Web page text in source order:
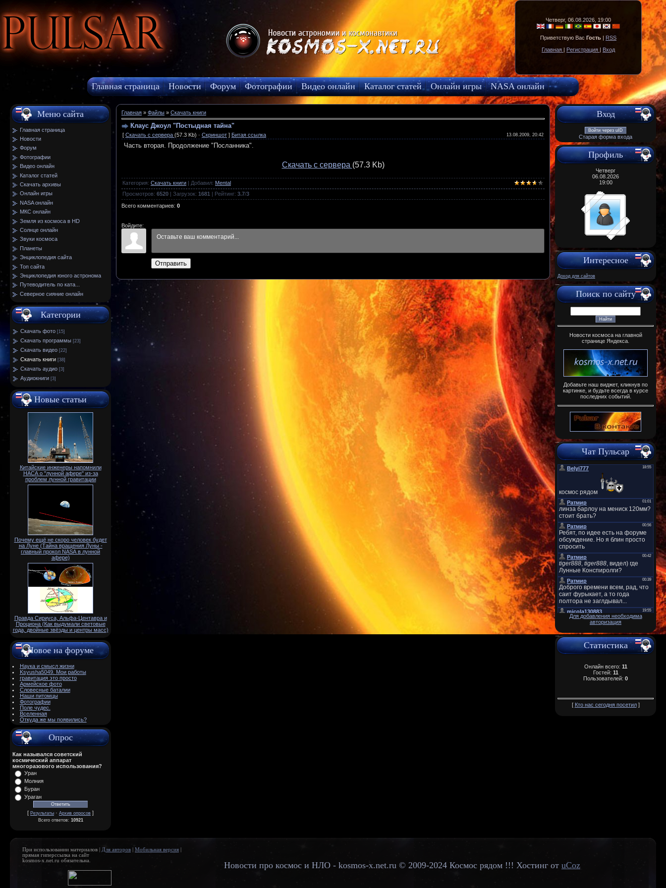
Pulsar Четверг, 06.08.2026, 19:00
Приветствую Вас Гость | RSS
Главная | Регистрация | Вход
Главная страница Новости Форум Фотографии Видео онлайн Каталог статей Онлайн игры
NASA онлайн
МКС онлайн
Меню сайта
Главная страница
Новости
Форум
Фотографии
Видео онлайн
Каталог статей
Скачать архивы
Онлайн игры
NASA онлайн
МКС онлайн
Земля из космоса в HD
Солнце онлайн
Звуки космоса
Планеты
Энциклопедия сайта
Топ сайта
Энциклопедия юного астронома
Путеводитель по ката...
Северное сияние онлайн
Категории
Скачать фото [15]
Скачать программы [23]
Скачать видео [22]
Скачать книги [38]
Скачать аудио [3]
Аудиокниги [3]
Новые статьи
Китайские инженеры напомнили
НАСА о "лунной афере" из-за
проблем лунной гравитации
Почему ещё не скоро человек будет
на Луне (Тайна вращения Луны -
главный прокол NАSА в лунной
афере)
Правда Сириуса, Альфа-Центавра и
Проциона (Как выдумали световые
года, двойные звёзды и центры масс)
Новое на форуме
Наука и смысл жизни
Ksyusha5049. Мои работы
гравитация это просто
Армейское фото
Словесные баталии
Наши питомцы
Фотографии
Поле чудес.
Вселенная
Откуда же мы появились?
Опрос
Как назывался советский
космический аппарат
многоразового использования?
Уран
Молния
Буран
Ураган
[ Результаты · Архив опросов ]
Всего ответов: 10921
Главная » Файлы » Скачать книги
Клаус Джоул "Постыдная тайна"
[ Скачать с сервера (57.3 Kb) · Скриншот ] Битая ссылка 13.08.2009, 20:42
Часть вторая. Продолжение "Посланника".
Скачать с сервера (57.3 Kb)
Категория: Скачать книги Добавил: Mental
Просмотров: 6520 Загрузок: 1681 Рейтинг: 3.7/3
Всего комментариев: 0
Войдите:
Отправить
Вход
Войти через uID
Старая форма входа
Профиль
Четверг
06.08.2026
19:00
Интересное
Доход для сайтов
Поиск по сайту
Новости космоса на главной
странице Яндекса.
Добавьте наш виджет, кликнув по
картинке, и будьте всегда в курсе
последних событий.
Чат Пульсар
Для добавления необходима
авторизация
Статистика
Онлайн всего: 11
Гостей: 11
Пользователей: 0
[ Кто нас сегодня посетил]
При использовании материалов | Для авторов Мобильная версия
прямая гиперссылка на сайт
kosmos-x.net.ru обязательна.
Новости про космос и НЛО - kosmos-x.net.ru © 2009-2024 Космос рядом !!! Хостинг от uCoz